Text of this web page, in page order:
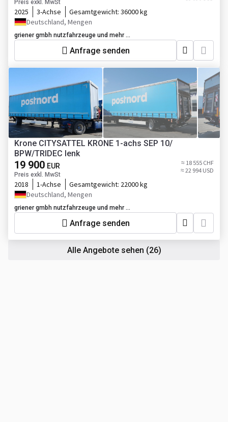
Preis exkl. MwSt
2025 3-Achse Gesamtgewicht: 36000 kg
Deutschland, Mengen
griener gmbh nutzfahrzeuge und mehr ...
Anfrage senden
Krone CITYSATTEL KRONE 1-achs SEP 10/
BPW/TRIDEC lenk
19 900 EUR
Preis exkl. MwSt
≈ 18 555 CHF
≈ 22 994 USD
2018 1-Achse Gesamtgewicht: 22000 kg
Deutschland, Mengen
griener gmbh nutzfahrzeuge und mehr ...
Anfrage senden
Alle Angebote sehen (26)